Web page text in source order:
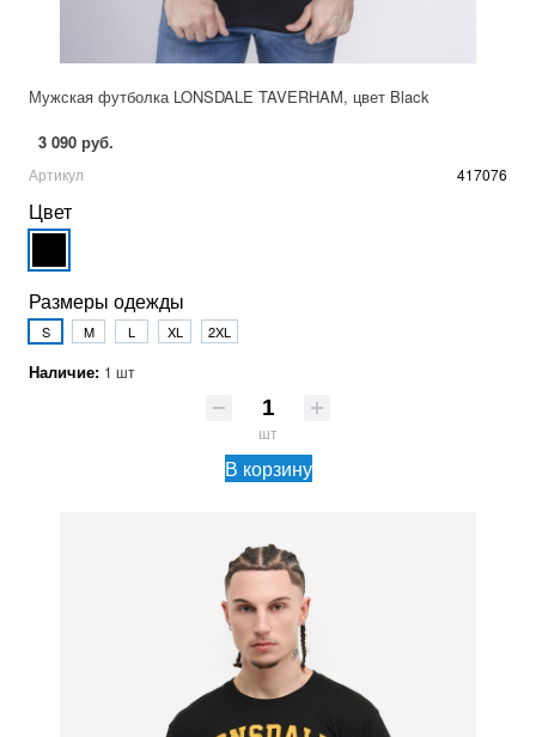
Мужская футболка LONSDALE TAVERHAM, цвет Black
3 090 руб.
Артикул 417076
Цвет
Размеры одежды
S M L XL 2XL
Наличие: 1 шт
шт
В корзину